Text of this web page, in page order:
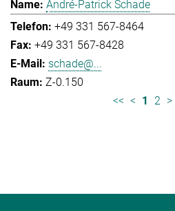
André-Patrick Schade
+49 331 567-8464
+49 331 567-8428
schade@...
Z-0.150
<< < 1 2 >